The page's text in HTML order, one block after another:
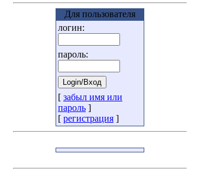
Для пользователя
логин:
пароль:
[ забыл имя или
пароль ]
[ регистрация ]